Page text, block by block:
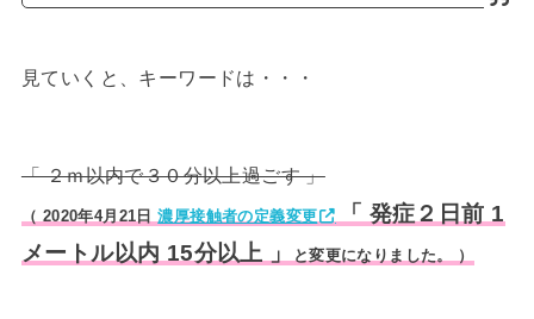
見ていくと、キーワードは・・・
「 ２ｍ以内で３０分以上過ごす 」
（ 2020年4月21日濃厚接触者の定義変更
「 発症２日前 1
メートル以内 15分以上 」
と変更になりました。 ）